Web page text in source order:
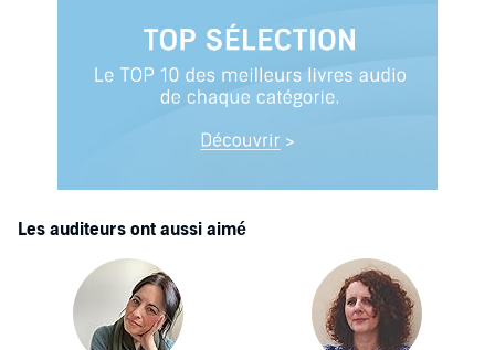
Les auditeurs ont aussi aimé